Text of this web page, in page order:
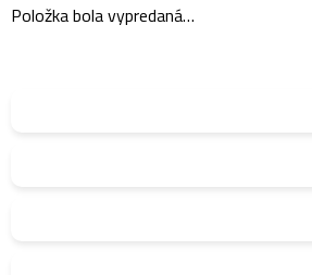
Položka bola vypredaná…